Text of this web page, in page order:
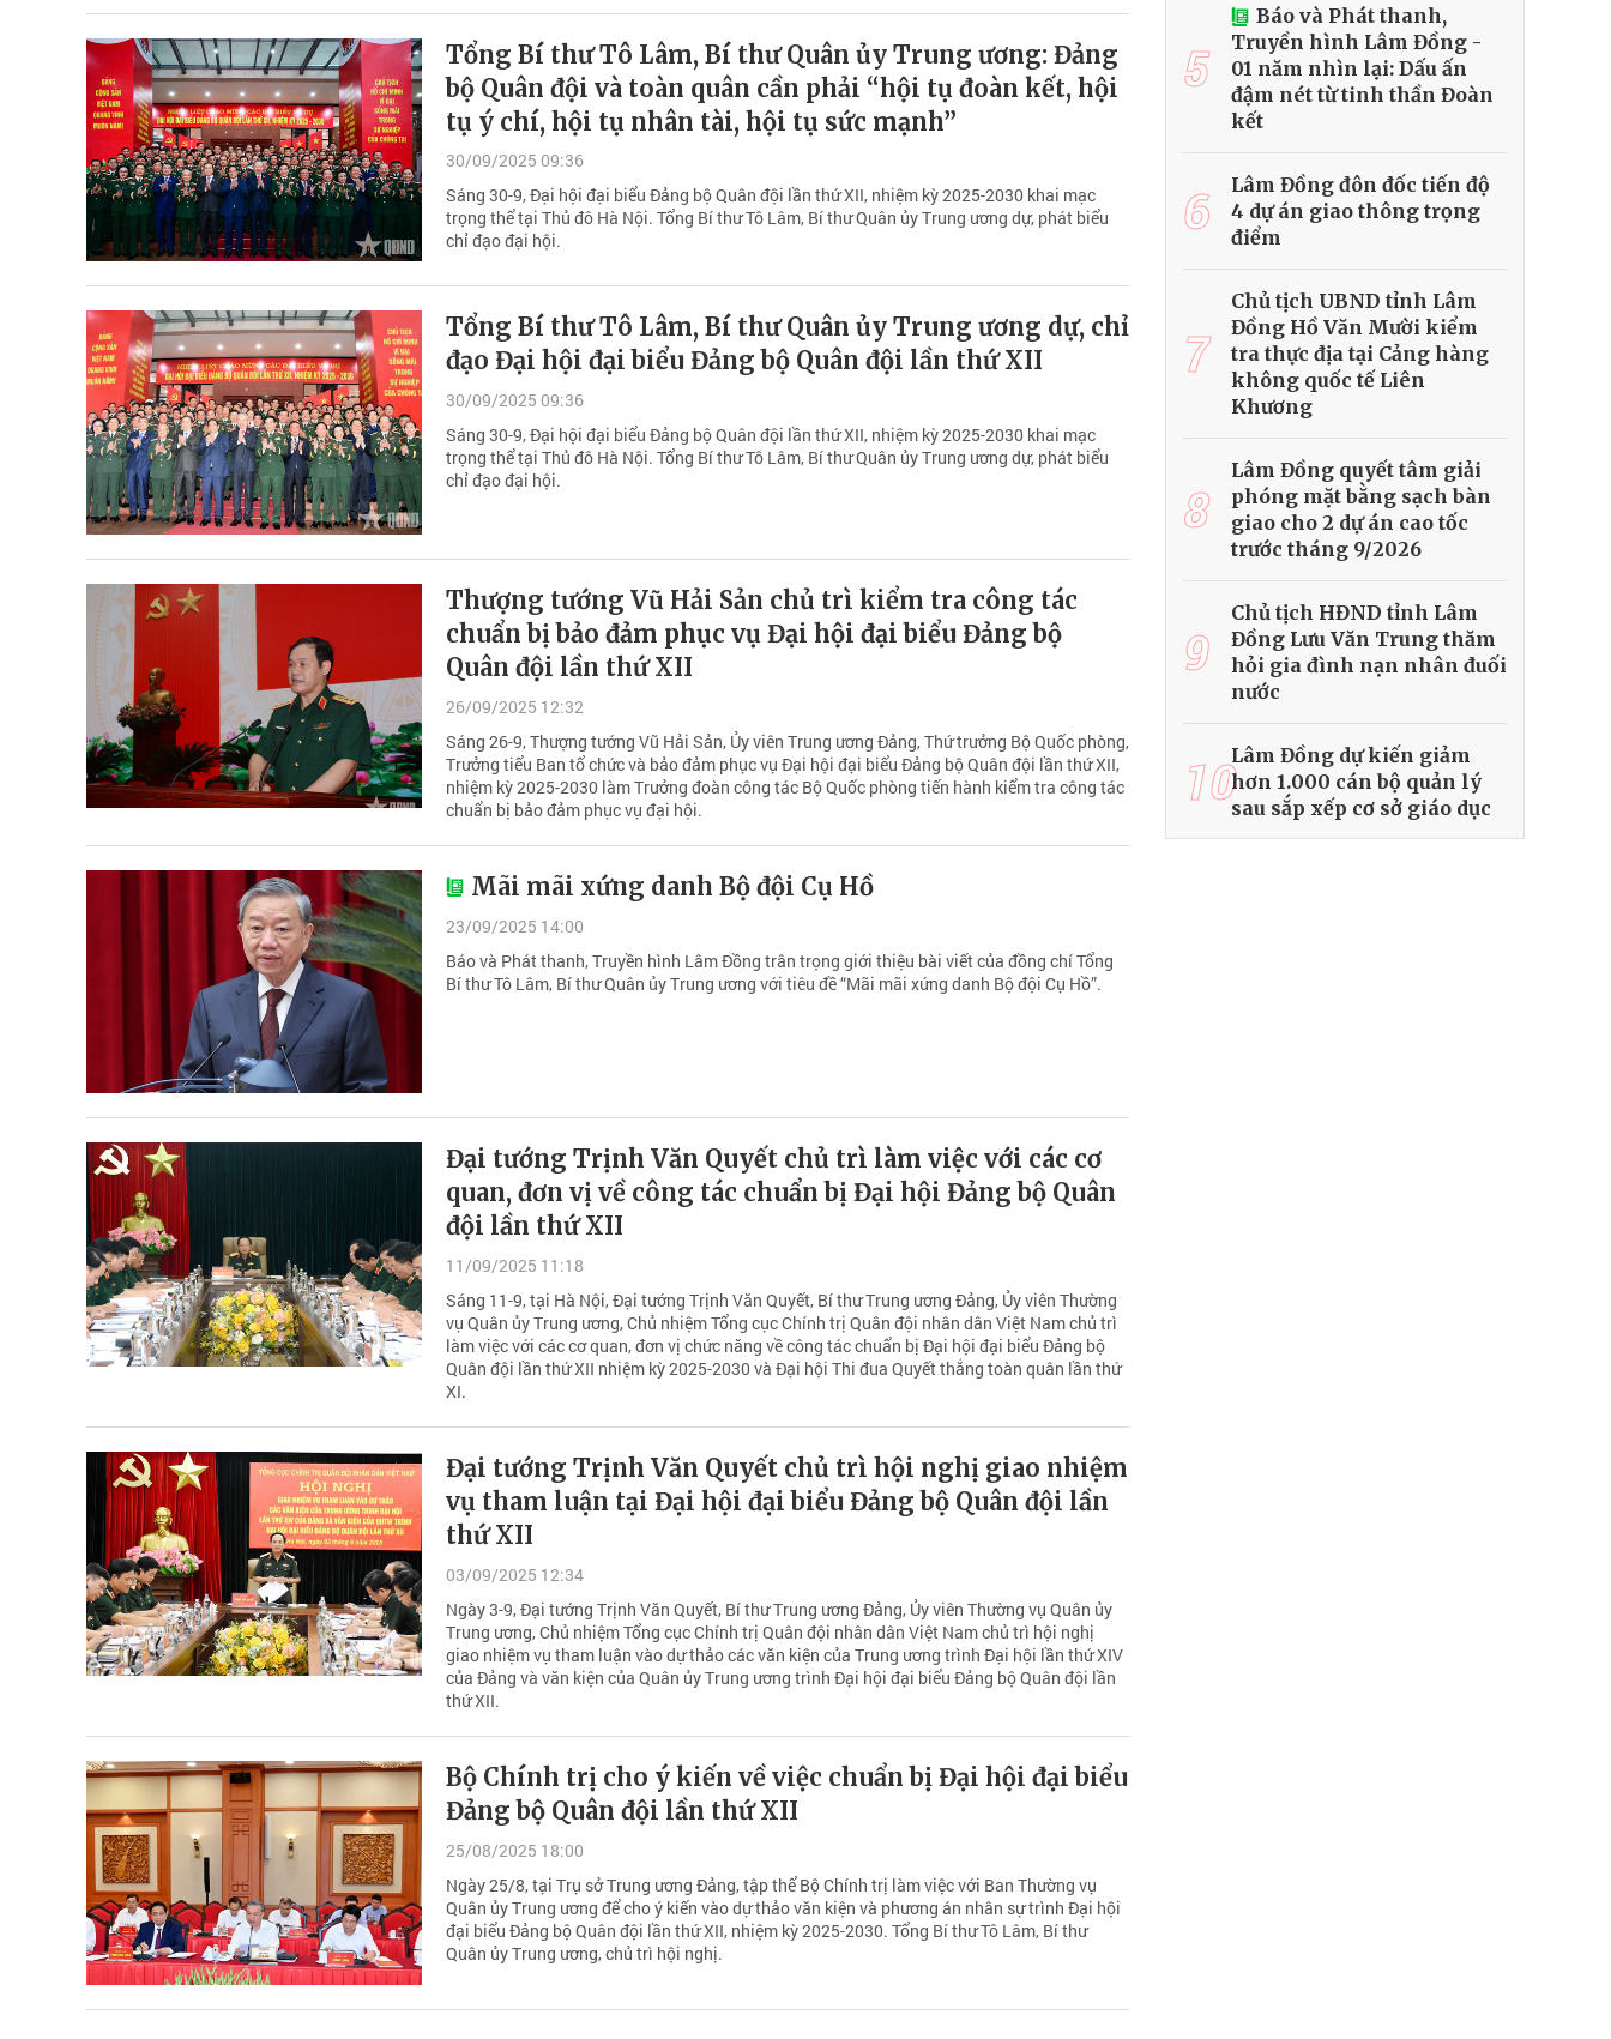
Tổng Bí thư Tô Lâm, Bí thư Quân ủy Trung ương: Đảng
bộ Quân đội và toàn quân cần phải “hội tụ đoàn kết, hội
tụ ý chí, hội tụ nhân tài, hội tụ sức mạnh”
30/09/2025 09:36
Sáng 30-9, Đại hội đại biểu Đảng bộ Quân đội lần thứ XII, nhiệm kỳ 2025-2030 khai mạc
trọng thể tại Thủ đô Hà Nội. Tổng Bí thư Tô Lâm, Bí thư Quân ủy Trung ương dự, phát biểu
chỉ đạo đại hội.
Tổng Bí thư Tô Lâm, Bí thư Quân ủy Trung ương dự, chỉ
đạo Đại hội đại biểu Đảng bộ Quân đội lần thứ XII
30/09/2025 09:36
Sáng 30-9, Đại hội đại biểu Đảng bộ Quân đội lần thứ XII, nhiệm kỳ 2025-2030 khai mạc
trọng thể tại Thủ đô Hà Nội. Tổng Bí thư Tô Lâm, Bí thư Quân ủy Trung ương dự, phát biểu
chỉ đạo đại hội.
Thượng tướng Vũ Hải Sản chủ trì kiểm tra công tác
chuẩn bị bảo đảm phục vụ Đại hội đại biểu Đảng bộ
Quân đội lần thứ XII
26/09/2025 12:32
Sáng 26-9, Thượng tướng Vũ Hải Sản, Ủy viên Trung ương Đảng, Thứ trưởng Bộ Quốc phòng,
Trưởng tiểu Ban tổ chức và bảo đảm phục vụ Đại hội đại biểu Đảng bộ Quân đội lần thứ XII,
nhiệm kỳ 2025-2030 làm Trưởng đoàn công tác Bộ Quốc phòng tiến hành kiểm tra công tác
chuẩn bị bảo đảm phục vụ đại hội.
Mãi mãi xứng danh Bộ đội Cụ Hồ
23/09/2025 14:00
Báo và Phát thanh, Truyền hình Lâm Đồng trân trọng giới thiệu bài viết của đồng chí Tổng
Bí thư Tô Lâm, Bí thư Quân ủy Trung ương với tiêu đề “Mãi mãi xứng danh Bộ đội Cụ Hồ”.
Đại tướng Trịnh Văn Quyết chủ trì làm việc với các cơ
quan, đơn vị về công tác chuẩn bị Đại hội Đảng bộ Quân
đội lần thứ XII
11/09/2025 11:18
Sáng 11-9, tại Hà Nội, Đại tướng Trịnh Văn Quyết, Bí thư Trung ương Đảng, Ủy viên Thường
vụ Quân ủy Trung ương, Chủ nhiệm Tổng cục Chính trị Quân đội nhân dân Việt Nam chủ trì
làm việc với các cơ quan, đơn vị chức năng về công tác chuẩn bị Đại hội đại biểu Đảng bộ
Quân đội lần thứ XII nhiệm kỳ 2025-2030 và Đại hội Thi đua Quyết thắng toàn quân lần thứ
XI.
Đại tướng Trịnh Văn Quyết chủ trì hội nghị giao nhiệm
vụ tham luận tại Đại hội đại biểu Đảng bộ Quân đội lần
thứ XII
03/09/2025 12:34
Ngày 3-9, Đại tướng Trịnh Văn Quyết, Bí thư Trung ương Đảng, Ủy viên Thường vụ Quân ủy
Trung ương, Chủ nhiệm Tổng cục Chính trị Quân đội nhân dân Việt Nam chủ trì hội nghị
giao nhiệm vụ tham luận vào dự thảo các văn kiện của Trung ương trình Đại hội lần thứ XIV
của Đảng và văn kiện của Quân ủy Trung ương trình Đại hội đại biểu Đảng bộ Quân đội lần
thứ XII.
Bộ Chính trị cho ý kiến về việc chuẩn bị Đại hội đại biểu
Đảng bộ Quân đội lần thứ XII
25/08/2025 18:00
Ngày 25/8, tại Trụ sở Trung ương Đảng, tập thể Bộ Chính trị làm việc với Ban Thường vụ
Quân ủy Trung ương để cho ý kiến vào dự thảo văn kiện và phương án nhân sự trình Đại hội
đại biểu Đảng bộ Quân đội lần thứ XII, nhiệm kỳ 2025-2030. Tổng Bí thư Tô Lâm, Bí thư
Quân ủy Trung ương, chủ trì hội nghị.
5
Báo và Phát thanh,
Truyền hình Lâm Đồng -
01 năm nhìn lại: Dấu ấn
đậm nét từ tinh thần Đoàn
kết
6
Lâm Đồng đôn đốc tiến độ
4 dự án giao thông trọng
điểm
7
Chủ tịch UBND tỉnh Lâm
Đồng Hồ Văn Mười kiểm
tra thực địa tại Cảng hàng
không quốc tế Liên
Khương
8
Lâm Đồng quyết tâm giải
phóng mặt bằng sạch bàn
giao cho 2 dự án cao tốc
trước tháng 9/2026
9
Chủ tịch HĐND tỉnh Lâm
Đồng Lưu Văn Trung thăm
hỏi gia đình nạn nhân đuối
nước
10Lâm Đồng dự kiến giảm
hơn 1.000 cán bộ quản lý
sau sắp xếp cơ sở giáo dục